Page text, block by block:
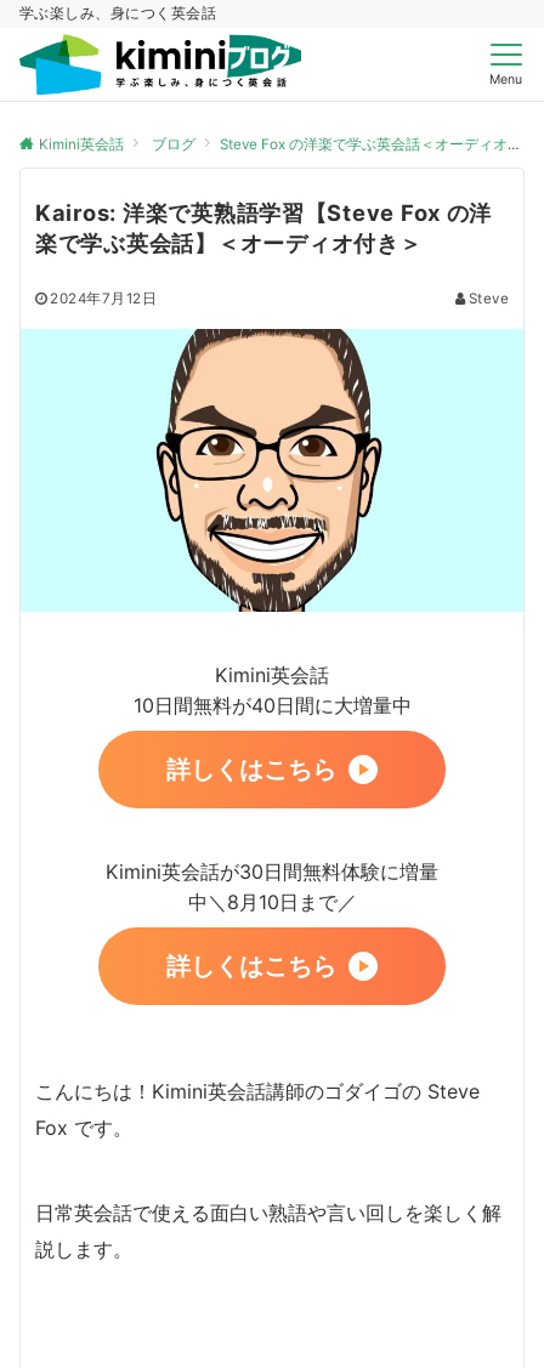
学ぶ楽しみ、身につく英会話
Menu
Kimini英会話 ブログ Steve Fox の洋楽で学ぶ英会話＜オーディオ付き＞
Kairos: 洋楽で英熟語学習【Steve Fox の洋
楽で学ぶ英会話】＜オーディオ付き＞
2024年7月12日 Steve
Kimini英会話
10日間無料が40日間に大増量中
詳しくはこちら
Kimini英会話が30日間無料体験に増量
中＼8月10日まで／
詳しくはこちら
こんにちは！Kimini英会話講師のゴダイゴの Steve
Fox です。
日常英会話で使える面白い熟語や言い回しを楽しく解
説します。